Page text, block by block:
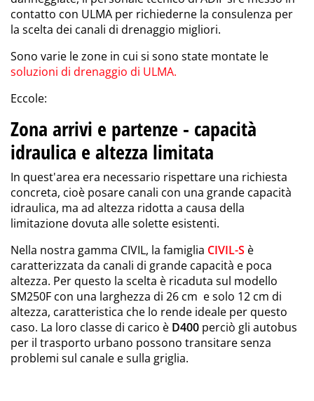
contatto con ULMA per richiederne la consulenza per
la scelta dei canali di drenaggio migliori.
Sono varie le zone in cui si sono state montate le
soluzioni di drenaggio di ULMA.
Eccole:
Zona arrivi e partenze - capacità
idraulica e altezza limitata
In quest'area era necessario rispettare una richiesta
concreta, cioè posare canali con una grande capacità
idraulica, ma ad altezza ridotta a causa della
limitazione dovuta alle solette esistenti.
Nella nostra gamma CIVIL, la famiglia CIVIL-S è
caratterizzata da canali di grande capacità e poca
altezza. Per questo la scelta è ricaduta sul modello
SM250F con una larghezza di 26 cm e solo 12 cm di
altezza, caratteristica che lo rende ideale per questo
caso. La loro classe di carico è D400 perciò gli autobus
per il trasporto urbano possono transitare senza
problemi sul canale e sulla griglia.